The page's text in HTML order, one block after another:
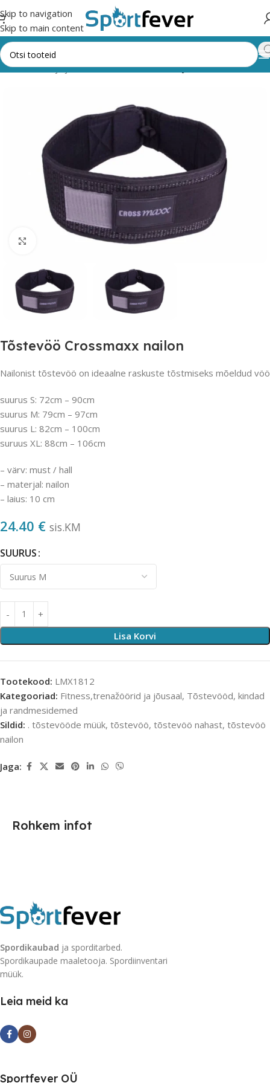
Skip to navigation
Skip to main content
ja jõusaal Tõstevööd, kindad ja randmesidemed
Suurendamiseks klõpsake
Tõstevöö Crossmaxx nailon
Nailonist tõstevöö on ideaalne raskuste tõstmiseks mõeldud vöö
suurus S: 72cm – 90cm
suurus M: 79cm – 97cm
suurus L: 82cm – 100cm
suruus XL: 88cm – 106cm
– värv: must / hall
– materjal: nailon
– laius: 10 cm
24.40 € sis.KM
SUURUS
Lisa Korvi
Tootekood: LMX1812
Kategooriad: Fitness,trenažöörid ja jõusaal, Tõstevööd, kindad
ja randmesidemed
Sildid: . tõstevööde müük, tõstevöö, tõstevöö nahast, tõstevöö
nailon
Jaga:
Rohkem infot
Spordikaubad ja sporditarbed.
Spordikaupade maaletooja. Spordiinventari
müük.
Leia meid ka
Sportfever OÜ